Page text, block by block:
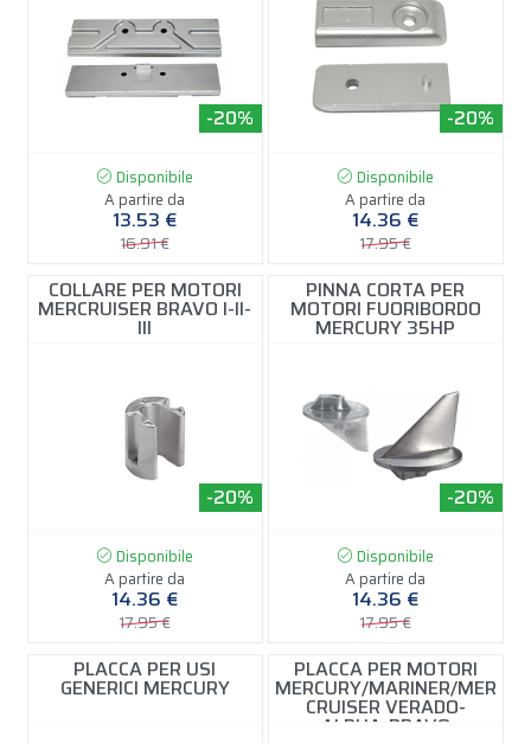
-20%
Disponibile
A partire da
13.53 €
16.91 €
-20%
Disponibile
A partire da
14.36 €
17.95 €
COLLARE PER MOTORI
MERCRUISER BRAVO I-II-
III
-20%
Disponibile
A partire da
14.36 €
17.95 €
PINNA CORTA PER
MOTORI FUORIBORDO
MERCURY 35HP
-20%
Disponibile
A partire da
14.36 €
17.95 €
PLACCA PER USI
GENERICI MERCURY
PLACCA PER MOTORI
MERCURY/MARINER/MER
CRUISER VERADO-
ALPHA-BRAVO